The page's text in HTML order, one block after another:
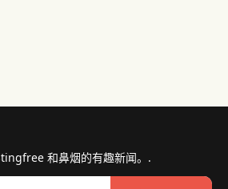
和鼻烟的有趣新闻。.